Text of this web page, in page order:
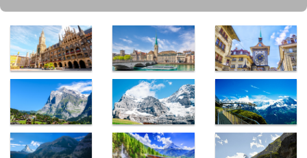
ミュンヘン新
市庁舎
チューリッ
ヒ・リマト川
ベルン時計塔